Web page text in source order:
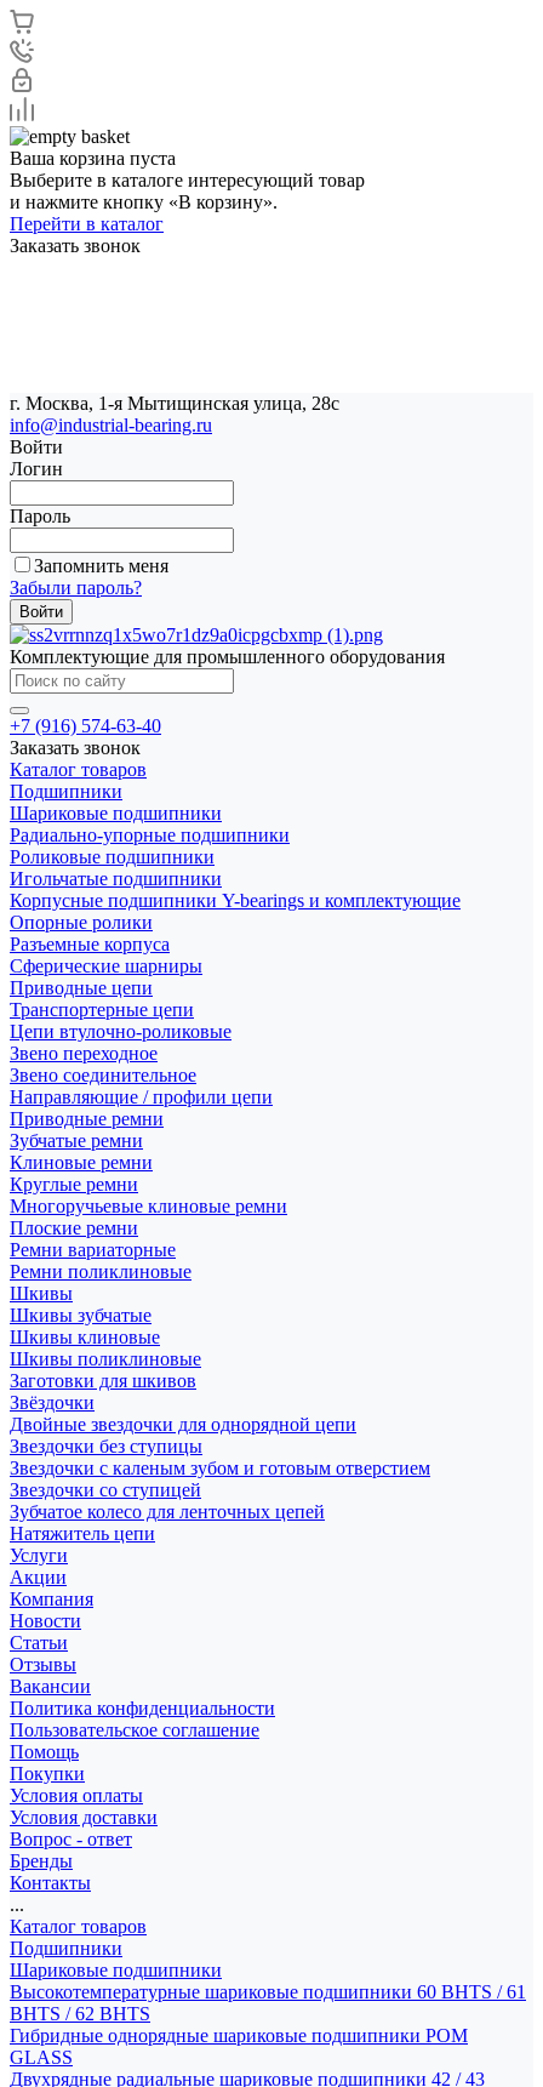
Ваша корзина пуста
Выберите в каталоге интересующий товар
и нажмите кнопку «В корзину».
Перейти в каталог
Заказать звонок
г. Москва, 1-я Мытищинская улица, 28с
info@industrial-bearing.ru
Войти
Логин
Пароль
Запомнить меня
Забыли пароль?
Комплектующие для промышленного оборудования
+7 (916) 574-63-40
Заказать звонок
Каталог товаров
Подшипники
Шариковые подшипники
Радиально-упорные подшипники
Роликовые подшипники
Игольчатые подшипники
Корпусные подшипники Y-bearings и комплектующие
Опорные ролики
Разъемные корпуса
Сферические шарниры
Приводные цепи
Транспортерные цепи
Цепи втулочно-роликовые
Звено переходное
Звено соединительное
Направляющие / профили цепи
Приводные ремни
Зубчатые ремни
Клиновые ремни
Круглые ремни
Многоручьевые клиновые ремни
Плоские ремни
Ремни вариаторные
Ремни поликлиновые
Шкивы
Шкивы зубчатые
Шкивы клиновые
Шкивы поликлиновые
Заготовки для шкивов
Звёздочки
Двойные звездочки для однорядной цепи
Звездочки без ступицы
Звездочки с каленым зубом и готовым отверстием
Звездочки со ступицей
Зубчатое колесо для ленточных цепей
Натяжитель цепи
Услуги
Акции
Компания
Новости
Статьи
Отзывы
Вакансии
Политика конфиденциальности
Пользовательское соглашение
Помощь
Покупки
Условия оплаты
Условия доставки
Вопрос - ответ
Бренды
Контакты
...
Каталог товаров
Подшипники
Шариковые подшипники
Высокотемпературные шариковые подшипники 60 BHTS / 61
BHTS / 62 BHTS
Гибридные однорядные шариковые подшипники POM
GLASS
Двухрядные радиальные шариковые подшипники 42 / 43